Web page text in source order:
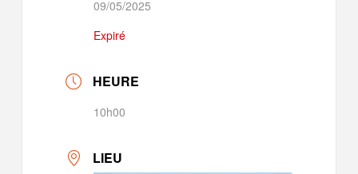
09/05/2025
Expiré
HEURE
10h00
LIEU